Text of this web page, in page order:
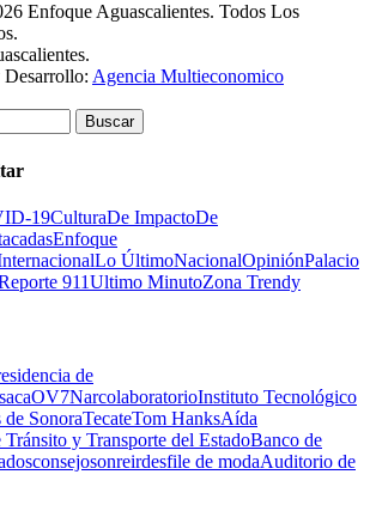
Enfoque Aguascalientes. Todos Los
Agencia Multieconomico
19CulturaDe ImpactoDe
Enfoque
Lo ÚltimoNacionalOpiniónPalacio
911Ultimo MinutoZona Trendy
de
OV7NarcolaboratorioInstituto Tecnológico
SonoraTecateTom HanksAída
y Transporte del EstadoBanco de
consejosonreirdesfile de modaAuditorio de